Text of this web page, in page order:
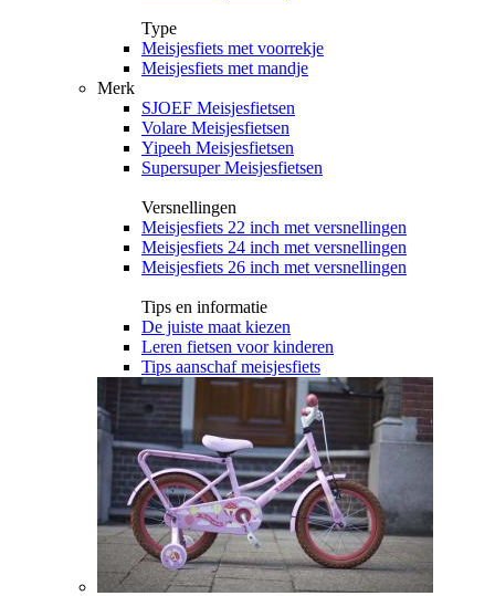
Type
Meisjesfiets met voorrekje
Meisjesfiets met mandje
Merk
SJOEF Meisjesfietsen
Volare Meisjesfietsen
Yipeeh Meisjesfietsen
Supersuper Meisjesfietsen
Versnellingen
Meisjesfiets 22 inch met versnellingen
Meisjesfiets 24 inch met versnellingen
Meisjesfiets 26 inch met versnellingen
Tips en informatie
De juiste maat kiezen
Leren fietsen voor kinderen
Tips aanschaf meisjesfiets